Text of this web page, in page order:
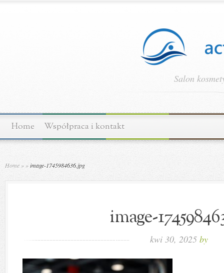
Salon
Home Współpraca i kontakt
Home » »image-1745984636.jpg
image-
kwi 30, 2025 by